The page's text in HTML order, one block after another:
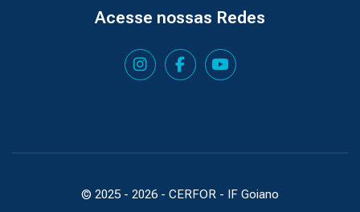
Acesse nossas Redes
© 2025 - 2026 - CERFOR - IF Goiano